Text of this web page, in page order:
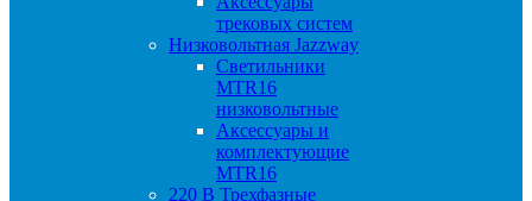
трековых систем
Низковольтная Jazzway
Светильники
MTR16
низковольтные
Аксессуары и
комплектующие
MTR16
220 B Трехфазные